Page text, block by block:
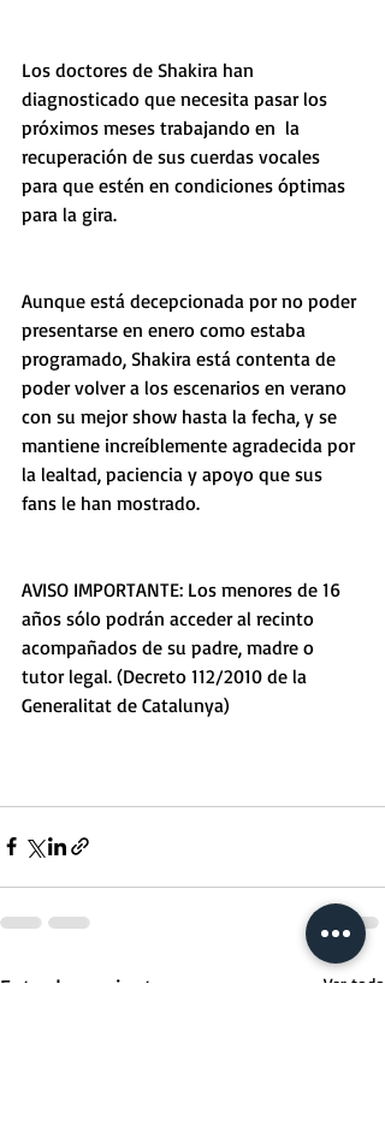
Los doctores de Shakira han
diagnosticado que necesita pasar los
próximos meses trabajando en  la
recuperación de sus cuerdas vocales
para que estén en condiciones óptimas
para la gira.
Aunque está decepcionada por no poder
presentarse en enero como estaba
programado, Shakira está contenta de
poder volver a los escenarios en verano
con su mejor show hasta la fecha, y se
mantiene increíblemente agradecida por
la lealtad, paciencia y apoyo que sus
fans le han mostrado.
AVISO IMPORTANTE: Los menores de 16
años sólo podrán acceder al recinto
acompañados de su padre, madre o
tutor legal. (Decreto 112/2010 de la
Generalitat de Catalunya)
Entradas recientes Ver todo